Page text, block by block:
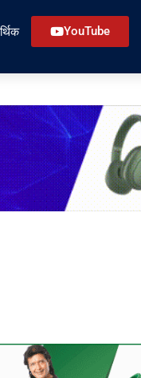
YouTube